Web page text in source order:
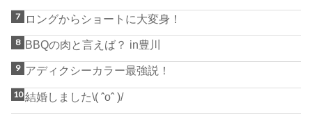
ロングからショートに大変身！
BBQの肉と言えば？ in豊川
アディクシーカラー最強説！
結婚しました\( ˆoˆ )/